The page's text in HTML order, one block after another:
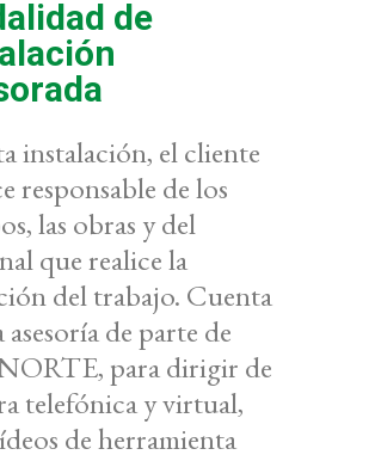
de
instalación, el cliente
responsable de los
las obras y del
que realice la
del trabajo. Cuenta
asesoría de parte de
para dirigir de
telefónica y virtual,
de herramienta